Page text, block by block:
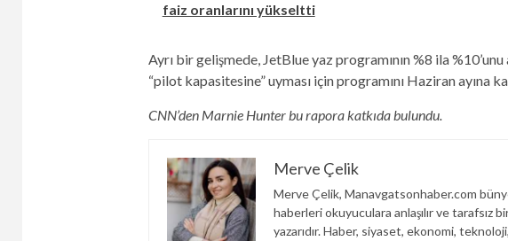
faiz oranlarını yükseltti
Ayrı bir gelişmede, JetBlue yaz programının %8 ila
“pilot kapasitesine” uyması için programını Haziran ayına
CNN’den Marnie Hunter bu rapora katkıda bulundu.
Merve Çelik
Merve Çelik, Manavgatsonhaber.com
haberleri okuyuculara anlaşılır ve tarafsız
yazarıdır. Haber, siyaset, ekonomi,